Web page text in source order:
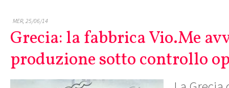
MER, 25/06/14
Grecia: la fabbrica Vio.Me
produzione sotto controllo